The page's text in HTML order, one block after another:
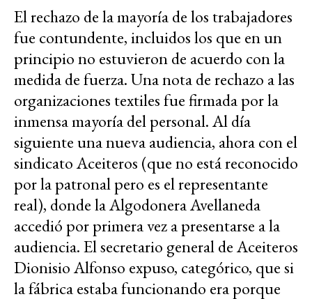
El rechazo de la mayoría de los trabajadores
fue contundente, incluidos los que en un
principio no estuvieron de acuerdo con la
medida de fuerza. Una nota de rechazo a las
organizaciones textiles fue firmada por la
inmensa mayoría del personal. Al día
siguiente una nueva audiencia, ahora con el
sindicato Aceiteros (que no está reconocido
por la patronal pero es el representante
real), donde la Algodonera Avellaneda
accedió por primera vez a presentarse a la
audiencia. El secretario general de Aceiteros
Dionisio Alfonso expuso, categórico, que si
la fábrica estaba funcionando era porque